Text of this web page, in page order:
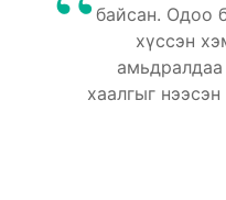
байсан. Одоо
хүссэн
хаалгыг